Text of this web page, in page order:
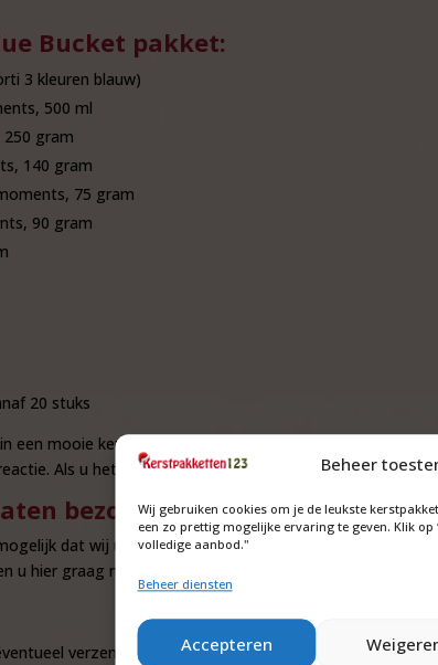
Beheer
Wij gebruiken cookies om je de leukste
een zo prettig mogelijke ervaring te geven. Klik op
volledige aanbod."
Beheer diensten
Accepteren
Bucket pakket:
3 kleuren blauw)
500 ml
gram
140 gram
75 gram
90 gram
20 stuks
een mooie kerstdoos. Ook is het mogelijk om de inhoud
Als u het pakket wilt aanpassen houdt dan rekening
bezorgen:
dat wij u geheel de bezorging uit handen nemen
u hier graag mee. De meerkosten voor thuisbezorgen
verzendkosten.